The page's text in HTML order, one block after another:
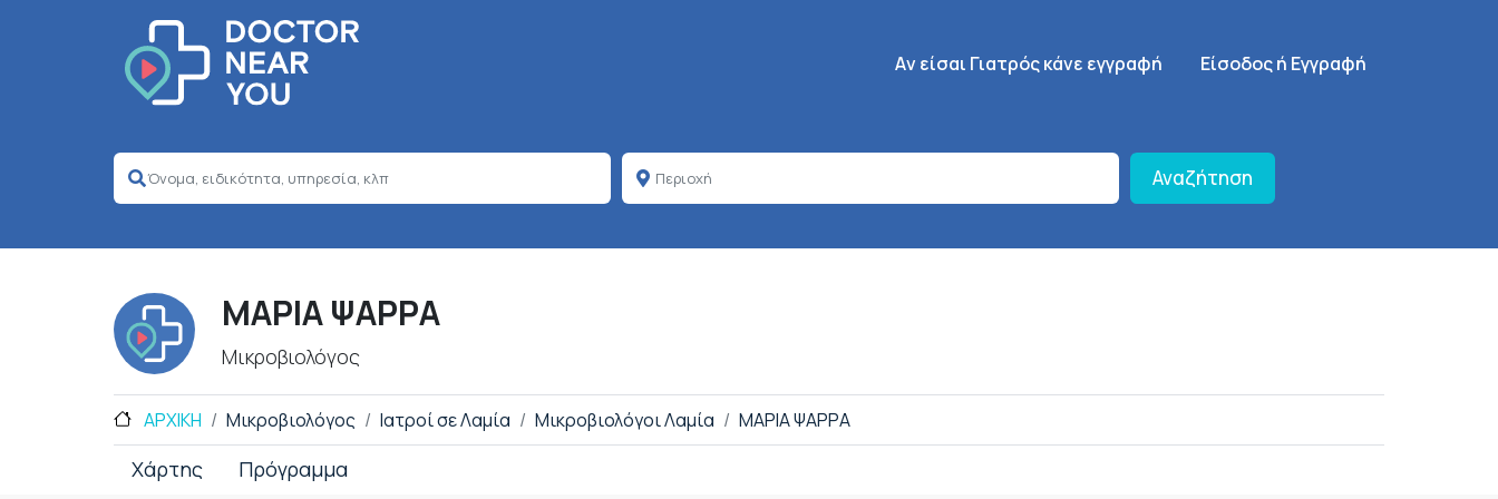
Κεντρική πλοήγηση
Aν είσαι Γιατρός κάνε εγγραφή SignUp Menu
Είσοδος ή Εγγραφή
Αναζήτηση
ΜΑΡΙΑ ΨΑΡΡΑ
Μικροβιολόγος
ΑΡΧΙΚΗ Μικροβιολόγος Ιατροί σε Λαμία Μικροβιολόγοι Λαμία ΜΑΡΙΑ ΨΑΡΡΑ
Χάρτης Πρόγραμμα